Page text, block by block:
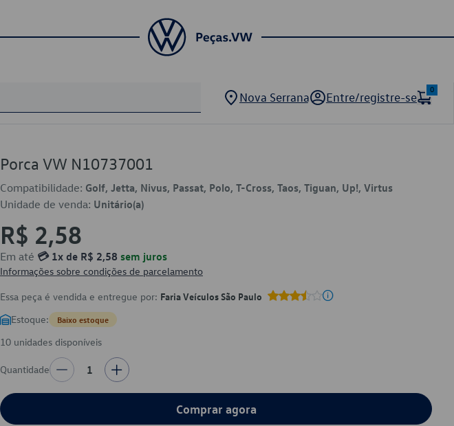
Nova Serrana Entre/registre-se
0
Porca VW N10737001
Compatibilidade: Golf, Jetta, Nivus, Passat, Polo, T-Cross, Taos, Tiguan, Up!, Virtus
Unidade de venda: Unitário(a)
R$ 2,58
Em até 💳 1x de R$ 2,58 sem juros
Informações sobre condições de parcelamento
Essa peça é vendida e entregue por: Faria Veículos São Paulo
Estoque: Baixo estoque
10 unidades disponíveis
Quantidade 1
Comprar agora